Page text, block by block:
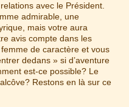
avec le Président.
admirable, une
mais votre aura
avis compte dans les
de caractère et vous
dedans » si d’aventure
est-ce possible? Le
Restons en là sur ce